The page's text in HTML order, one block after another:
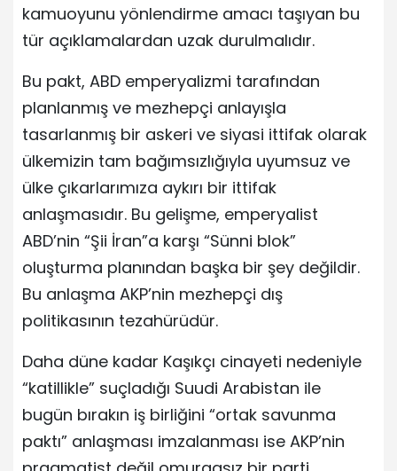
kamuoyunu yönlendirme amacı taşıyan bu
tür açıklamalardan uzak durulmalıdır.
Bu pakt, ABD emperyalizmi tarafından
planlanmış ve mezhepçi anlayışla
tasarlanmış bir askeri ve siyasi ittifak olarak
ülkemizin tam bağımsızlığıyla uyumsuz ve
ülke çıkarlarımıza aykırı bir ittifak
anlaşmasıdır. Bu gelişme, emperyalist
ABD’nin “Şii İran”a karşı “Sünni blok”
oluşturma planından başka bir şey değildir.
Bu anlaşma AKP’nin mezhepçi dış
politikasının tezahürüdür.
Daha düne kadar Kaşıkçı cinayeti nedeniyle
“katillikle” suçladığı Suudi Arabistan ile
bugün bırakın iş birliğini “ortak savunma
paktı” anlaşması imzalanması ise AKP’nin